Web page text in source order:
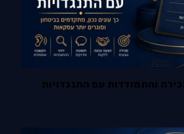
והתמודדות עם התנגדויות